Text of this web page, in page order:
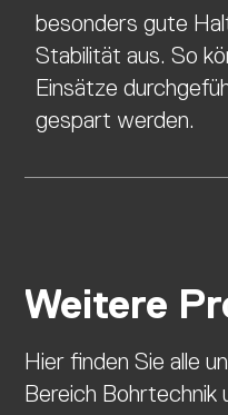
besonders gute
Stabilität aus. So
Einsätze
gespart werden.
Weitere
Hier finden Sie alle
Bereich Bohrtechnik